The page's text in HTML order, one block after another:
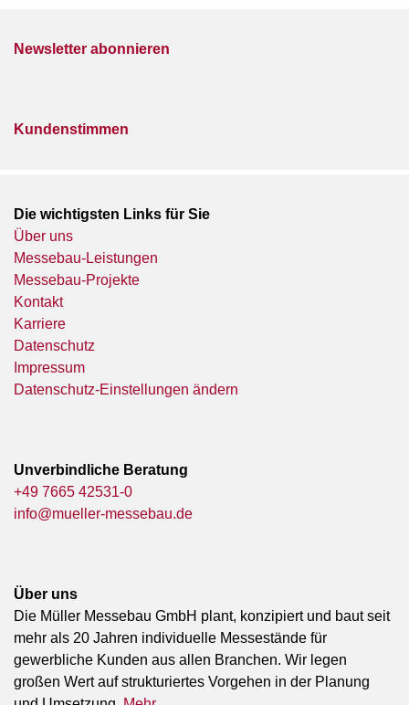
Newsletter abonnieren
Kundenstimmen
Die wichtigsten Links für Sie
Über uns
Messebau-Leistungen
Messebau-Projekte
Kontakt
Karriere
Datenschutz
Impressum
Datenschutz-Einstellungen ändern
Unverbindliche Beratung
+49 7665 42531-0
info@mueller-messebau.de
Über uns
Die Müller Messebau GmbH plant, konzipiert und baut seit
mehr als 20 Jahren individuelle Messestände für
gewerbliche Kunden aus allen Branchen. Wir legen
großen Wert auf strukturiertes Vorgehen in der Planung